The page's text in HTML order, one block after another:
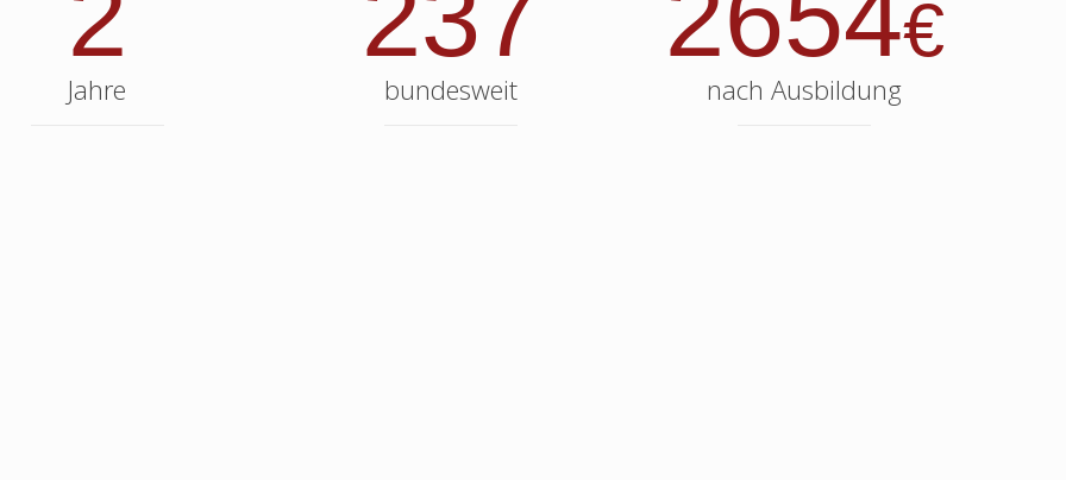
Jahre bundesweit
€
nach Ausbildung